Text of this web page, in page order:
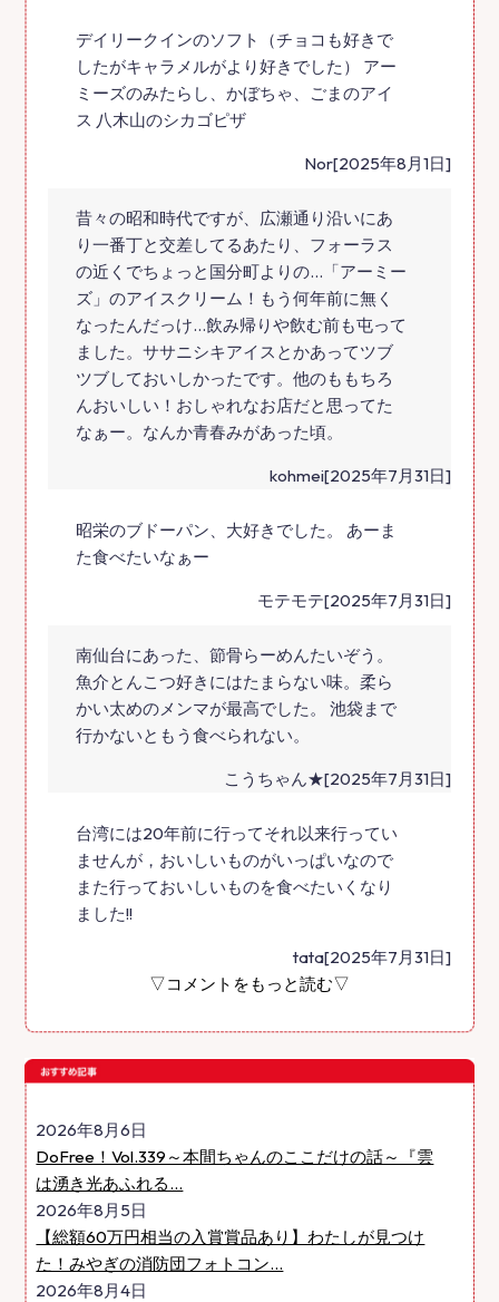
デイリークインのソフト（チョコも好きで
したがキャラメルがより好きでした） アー
ミーズのみたらし、かぼちゃ、ごまのアイ
ス 八木山のシカゴピザ
Nor[2025年8月1日]
昔々の昭和時代ですが、広瀬通り沿いにあ
り一番丁と交差してるあたり、フォーラス
の近くでちょっと国分町よりの…「アーミー
ズ」のアイスクリーム！もう何年前に無く
なったんだっけ…飲み帰りや飲む前も屯って
ました。ササニシキアイスとかあってツブ
ツブしておいしかったです。他のももちろ
んおいしい！おしゃれなお店だと思ってた
なぁー。なんか青春みがあった頃。
kohmei[2025年7月31日]
昭栄のブドーパン、大好きでした。 あーま
た食べたいなぁー
モテモテ[2025年7月31日]
南仙台にあった、節骨らーめんたいぞう。
魚介とんこつ好きにはたまらない味。柔ら
かい太めのメンマが最高でした。 池袋まで
行かないともう食べられない。
こうちゃん★[2025年7月31日]
台湾には20年前に行ってそれ以来行ってい
ませんが，おいしいものがいっぱいなので
また行っておいしいものを食べたいくなり
ました!!
tata[2025年7月31日]
▽コメントをもっと読む▽
2026年8月6日
DoFree！Vol.339～本間ちゃんのここだけの話～『雲
は湧き光あふれる...
2026年8月5日
【総額60万円相当の入賞賞品あり】わたしが見つけ
た！みやぎの消防団フォトコン...
2026年8月4日